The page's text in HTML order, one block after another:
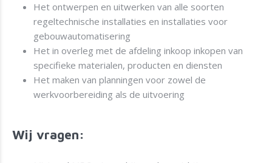
Het ontwerpen en uitwerken van alle soorten
regeltechnische installaties en installaties voor
gebouwautomatisering
Het in overleg met de afdeling inkoop inkopen van
specifieke materialen, producten en diensten
Het maken van planningen voor zowel de
werkvoorbereiding als de uitvoering
Wij vragen: